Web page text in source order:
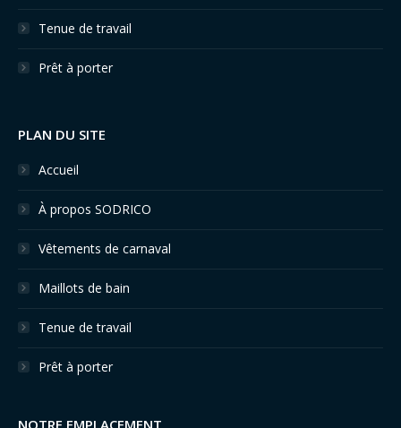
Tenue de travail
Prêt à porter
PLAN DU SITE
Accueil
À propos SODRICO
Vêtements de carnaval
Maillots de bain
Tenue de travail
Prêt à porter